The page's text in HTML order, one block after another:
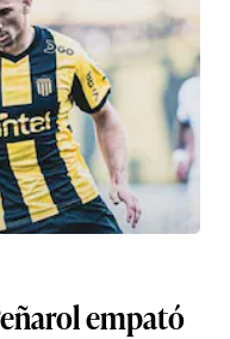
empató